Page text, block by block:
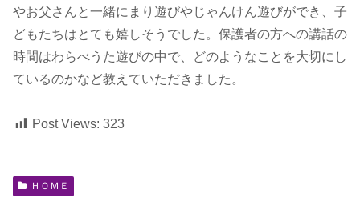
やお父さんと一緒にまり遊びやじゃんけん遊びができ、子
どもたちはとても嬉しそうでした。保護者の方への講話の
時間はわらべうた遊びの中で、どのようなことを大切にし
ているのかなど教えていただきました。
Post Views: 323
ＨＯＭＥ